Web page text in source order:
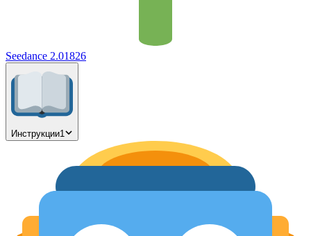
Seedance 2.01826
Инструкции1